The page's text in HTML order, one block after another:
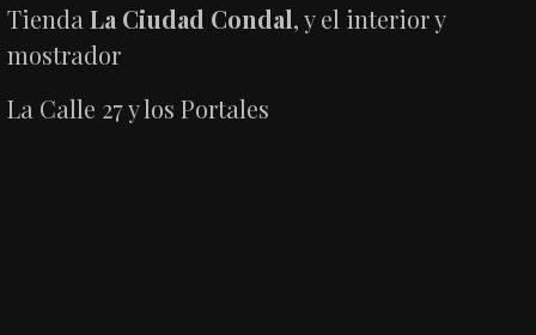
TiendaLa Ciudad Condal, y el interior y
mostrador
La Calle 27 y los Portales